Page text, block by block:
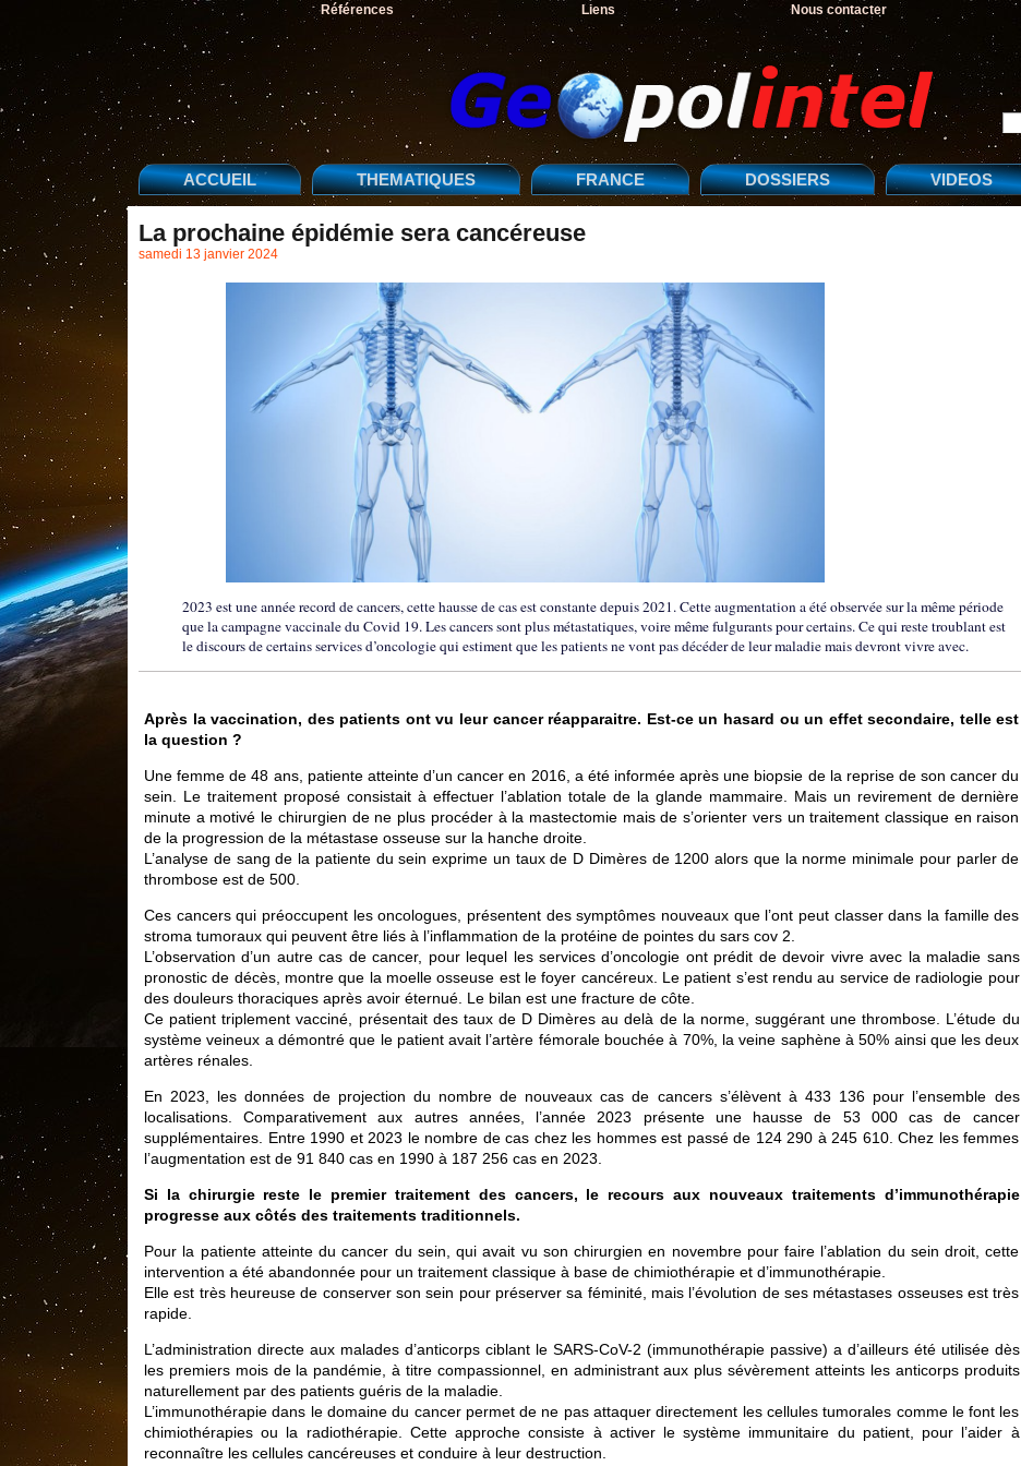
Références Liens Nous contacter
ACCUEIL THEMATIQUES FRANCE DOSSIERS VIDEOS
La prochaine épidémie sera cancéreuse
samedi 13 janvier 2024
2023 est une année record de cancers, cette hausse de cas est constante depuis 2021. Cette augmentation a été observée sur la même période
que la campagne vaccinale du Covid 19. Les cancers sont plus métastatiques, voire même fulgurants pour certains. Ce qui reste troublant est
le discours de certains services d’oncologie qui estiment que les patients ne vont pas décéder de leur maladie mais devront vivre avec.
Après la vaccination, des patients ont vu leur cancer réapparaitre. Est-ce un hasard ou un effet secondaire, telle est
la question ?
Une femme de 48 ans, patiente atteinte d’un cancer en 2016, a été informée après une biopsie de la reprise de son cancer du
sein. Le traitement proposé consistait à effectuer l’ablation totale de la glande mammaire. Mais un revirement de dernière
minute a motivé le chirurgien de ne plus procéder à la mastectomie mais de s’orienter vers un traitement classique en raison
de la progression de la métastase osseuse sur la hanche droite.
L’analyse de sang de la patiente du sein exprime un taux de D Dimères de 1200 alors que la norme minimale pour parler de
thrombose est de 500.
Ces cancers qui préoccupent les oncologues, présentent des symptômes nouveaux que l’ont peut classer dans la famille des
stroma tumoraux qui peuvent être liés à l’inflammation de la protéine de pointes du sars cov 2.
L’observation d’un autre cas de cancer, pour lequel les services d’oncologie ont prédit de devoir vivre avec la maladie sans
pronostic de décès, montre que la moelle osseuse est le foyer cancéreux. Le patient s’est rendu au service de radiologie pour
des douleurs thoraciques après avoir éternué. Le bilan est une fracture de côte.
Ce patient triplement vacciné, présentait des taux de D Dimères au delà de la norme, suggérant une thrombose. L’étude du
système veineux a démontré que le patient avait l’artère fémorale bouchée à 70%, la veine saphène à 50% ainsi que les deux
artères rénales.
En 2023, les données de projection du nombre de nouveaux cas de cancers s’élèvent à 433 136 pour l’ensemble des
localisations. Comparativement aux autres années, l’année 2023 présente une hausse de 53 000 cas de cancer
supplémentaires. Entre 1990 et 2023 le nombre de cas chez les hommes est passé de 124 290 à 245 610. Chez les femmes
l’augmentation est de 91 840 cas en 1990 à 187 256 cas en 2023.
Si la chirurgie reste le premier traitement des cancers, le recours aux nouveaux traitements d’immunothérapie
progresse aux côtés des traitements traditionnels.
Pour la patiente atteinte du cancer du sein, qui avait vu son chirurgien en novembre pour faire l’ablation du sein droit, cette
intervention a été abandonnée pour un traitement classique à base de chimiothérapie et d’immunothérapie.
Elle est très heureuse de conserver son sein pour préserver sa féminité, mais l’évolution de ses métastases osseuses est très
rapide.
L’administration directe aux malades d’anticorps ciblant le SARS-CoV-2 (immunothérapie passive) a d’ailleurs été utilisée dès
les premiers mois de la pandémie, à titre compassionnel, en administrant aux plus sévèrement atteints les anticorps produits
naturellement par des patients guéris de la maladie.
L’immunothérapie dans le domaine du cancer permet de ne pas attaquer directement les cellules tumorales comme le font les
chimiothérapies ou la radiothérapie. Cette approche consiste à activer le système immunitaire du patient, pour l’aider à
reconnaître les cellules cancéreuses et conduire à leur destruction.